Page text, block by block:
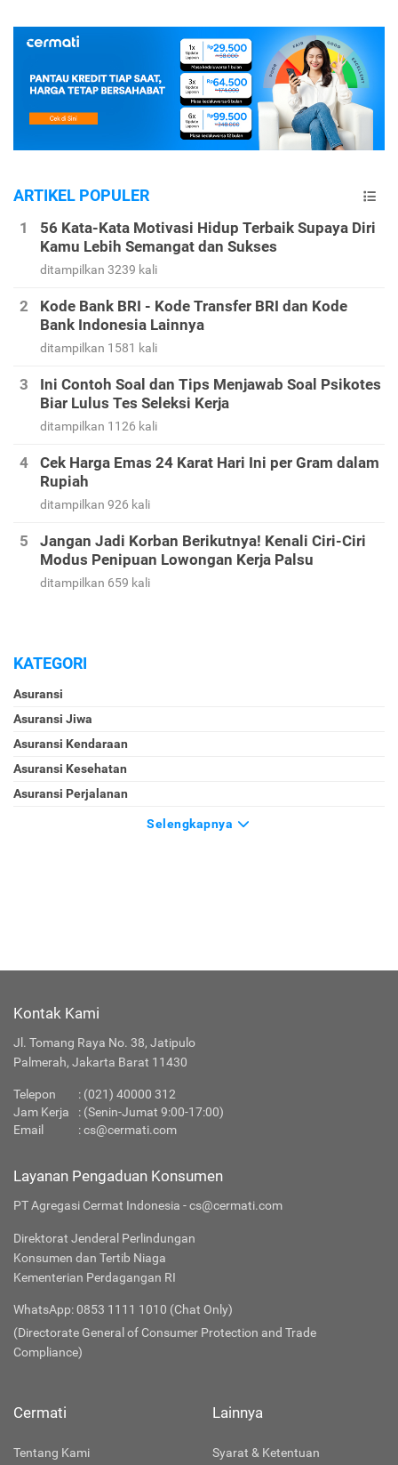
ARTIKEL POPULER
56 Kata-Kata Motivasi Hidup Terbaik Supaya Diri
Kamu Lebih Semangat dan Sukses
ditampilkan 3239 kali
Kode Bank BRI - Kode Transfer BRI dan Kode
Bank Indonesia Lainnya
ditampilkan 1581 kali
Ini Contoh Soal dan Tips Menjawab Soal Psikotes
Biar Lulus Tes Seleksi Kerja
ditampilkan 1126 kali
Cek Harga Emas 24 Karat Hari Ini per Gram dalam
Rupiah
ditampilkan 926 kali
Jangan Jadi Korban Berikutnya! Kenali Ciri-Ciri
Modus Penipuan Lowongan Kerja Palsu
ditampilkan 659 kali
KATEGORI
Asuransi
Asuransi Jiwa
Asuransi Kendaraan
Asuransi Kesehatan
Asuransi Perjalanan
Selengkapnya
Kontak Kami
Jl. Tomang Raya No. 38, Jatipulo
Palmerah, Jakarta Barat 11430
Telepon
: (021) 40000 312
Jam Kerja
: (Senin-Jumat 9:00-17:00)
Email
:cs@cermati.com
Layanan Pengaduan Konsumen
PT Agregasi Cermat Indonesia - cs@cermati.com
Direktorat Jenderal Perlindungan
Konsumen dan Tertib Niaga
Kementerian Perdagangan RI
WhatsApp: 0853 1111 1010 (Chat Only)
(Directorate General of Consumer Protection and Trade
Compliance)
Cermati
Tentang Kami
Lainnya
Syarat & Ketentuan